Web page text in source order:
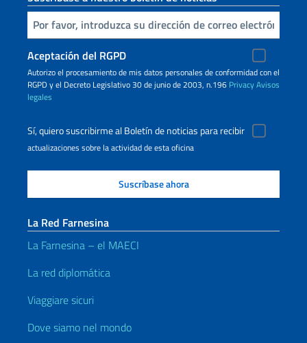
Inserta tu correo electronico
Aceptación del RGPD
Autorizo ​​el procesamiento de mis datos personales de conformidad con el
RGPD y el Decreto Legislativo 30 de junio de 2003, n.196 PrivacyAvisos
legales
Sí, quiero suscribirme al Boletín de noticias para recibir
actualizaciones sobre la actividad de esta oficina
La Red Farnesina
La Farnesina – el MAECI
La red diplomática
Viaggiare sicuri
Dove siamo nel mondo